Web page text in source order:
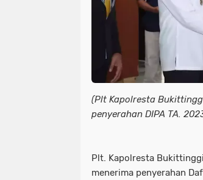
(Plt Kapolresta
penyerahan DIPA TA.
Plt. Kapolresta
menerima penyerahan